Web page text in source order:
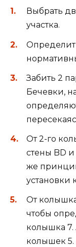
Выбрать
участка.
Забить 2
Бечевки,
От 2-го
стены BD
же
установки
От
чтобы
колышка 7.
колышек 5.